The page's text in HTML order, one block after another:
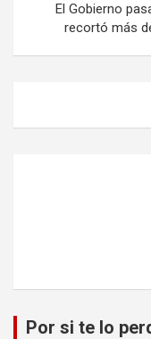
El Gobierno
recortó más
Por si te lo